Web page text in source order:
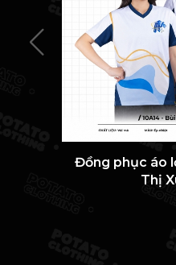
Đồng phục áo
Thị